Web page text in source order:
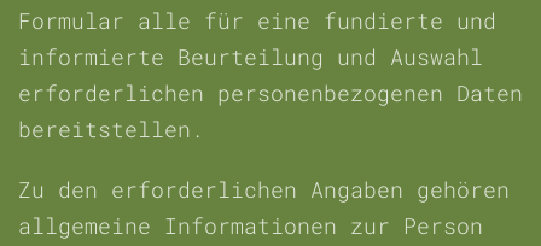
Formular alle für eine fundierte und
informierte Beurteilung und Auswahl
erforderlichen personenbezogenen Daten
bereitstellen.
Zu den erforderlichen Angaben gehören
allgemeine Informationen zur Person